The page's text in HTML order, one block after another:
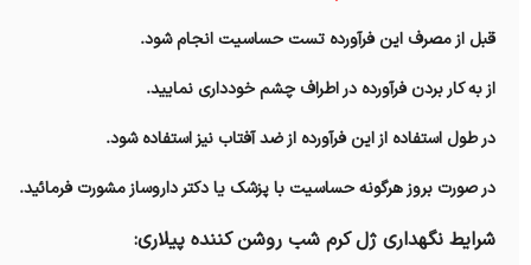
قبل از مصرف این فرآورده تست حساسیت انجام شود.
از به کار بردن فرآورده در اطراف چشم خودداری نمایید.
در طول استفاده از این فرآورده از ضد آفتاب نیز استفاده شود.
در صورت بروز هرگونه حساسیت با پزشک یا دکتر داروساز مشورت فرمائید.
شرایط نگهداری ژل کرم شب روشن کننده پیلاری: